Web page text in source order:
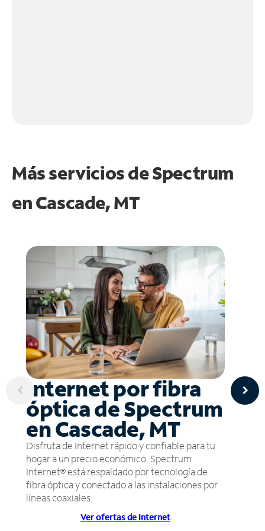
Más servicios de Spectrum
enCascade, MT
Internet por fibra
óptica de Spectrum
en Cascade, MT
Disfruta de Internet rápido y confiable para tu
hogar a un precio económico. Spectrum
Internet® está respaldado por tecnología de
fibra óptica y conectado a las instalaciones por
líneas coaxiales.
Ver ofertas de Internet